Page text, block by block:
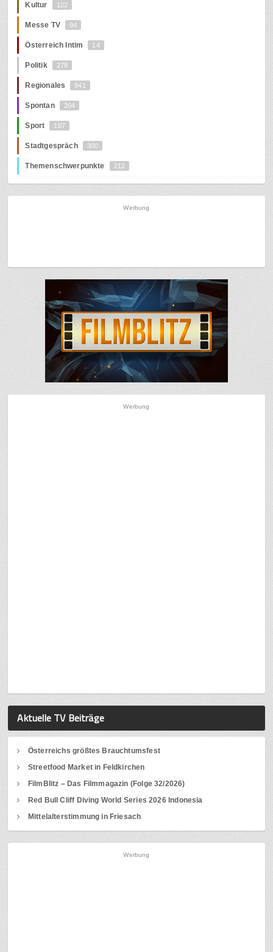
Kultur 122
Messe TV 94
Österreich Intim 14
Politik 278
Regionales 941
Spontan 204
Sport 107
Stadtgespräch 300
Themenschwerpunkte 212
Werbung
Werbung
Aktuelle TV Beiträge
Österreichs größtes Brauchtumsfest
Streetfood Market in Feldkirchen
FilmBlitz – Das Filmmagazin (Folge 32/2026)
Red Bull Cliff Diving World Series 2026 Indonesia
Mittelalterstimmung in Friesach
Werbung